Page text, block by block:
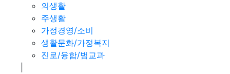
의생활
주생활
가정경영/소비
생활문화/가정복지
진로/융합/범교과